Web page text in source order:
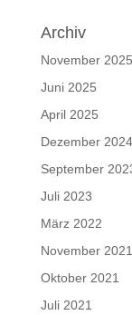
Archiv
November 2025
Juni 2025
April 2025
Dezember 2024
September
Juli 2023
März 2022
November 2021
Oktober 2021
Juli 2021